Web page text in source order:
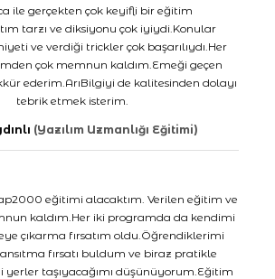
ile gerçekten çok keyifli bir eğitim
tarzı ve diksiyonu çok iyiydi.Konular
ve verdiği trickler çok başarılıydı.Her
çok memnun kaldım.Emeği geçen
ederim.ArıBilgiyi de kalitesinden dolayı
tebrik etmek isterim.
(Yazılım Uzmanlığı Eğitimi)
eğitimi alacaktım. Verilen eğitim ve
kaldım.Her iki programda da kendimi
çıkarma fırsatım oldu.Öğrendiklerimi
fırsatı buldum ve biraz pratikle
yerler taşıyacağımı düşünüyorum.Eğitim